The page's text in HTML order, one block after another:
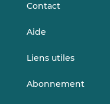
Contact
Aide
Liens utiles
Abonnement